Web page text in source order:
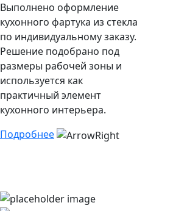
Выполнено оформление
кухонного фартука из стекла
по индивидуальному заказу.
Решение подобрано под
размеры рабочей зоны и
используется как
практичный элемент
кухонного интерьера.
Подробнее